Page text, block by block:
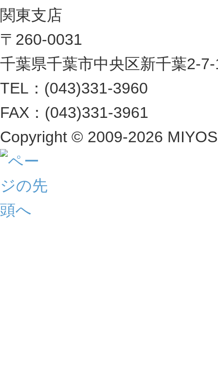
関東支店
〒260-0031
千葉県千葉市中央区新千葉2-
TEL：(043)331-3960
FAX：(043)331-3961
Copyright © 2009-2026